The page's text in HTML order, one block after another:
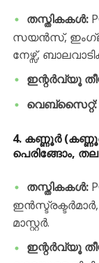
തസ്തികകൾ:
സയൻസ്,
നേഴ്സ്,
ഇന്റർവ്യൂ
വെബ്സൈറ്റ്:
4. കണ്ണൂർ
പെരിങ്ങോം,
തസ്തികകൾ:
മാസ്റ്റർ.
ഇന്റർവ്യൂ